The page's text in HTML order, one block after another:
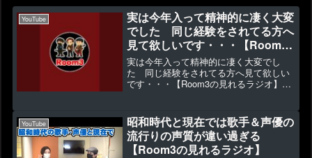
YouTube
実は今年入って精神的に凄く大変
でした 同じ経験をされてる方へ
見て欲しいです・・・【Room3
の見れるラジオ】
実は今年入って精神的に凄く大変でし
た 同じ経験をされてる方へ見て欲しい
です・・・【Room3の見れるラジオ】
7/26(土)Room3 名古屋ワンマンLIVEの...
YouTube
昭和時代と現在では歌手＆声優の
流行りの声質が違い過ぎる
【Room3の見れるラジオ】